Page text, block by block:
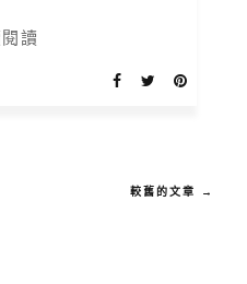
讀
較舊的文章 →